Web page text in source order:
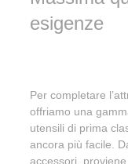
esigenze
Per completare
offriamo una
utensili di prima
ancora più facile.
accessori,